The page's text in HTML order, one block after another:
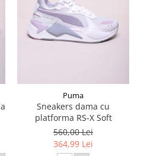
Puma
Sneakers dama cu
platforma RS-X Soft
560,00 Lei
364,99 Lei